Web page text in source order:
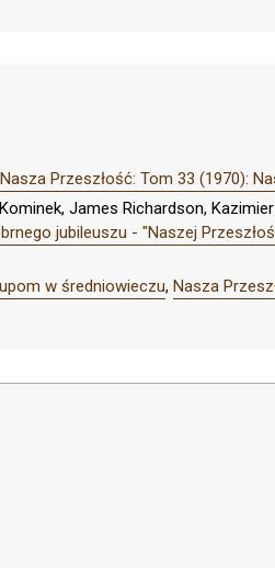
Nasza Przeszłość: Tom 33 (1970):
James Richardson,
jubileuszu - "Naszej
w średniowieczu, Nasza